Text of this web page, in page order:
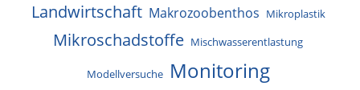
Landwirtschaft Makrozoobenthos Mikroplastik
Mikroschadstoffe Mischwasserentlastung
Modellversuche Monitoring